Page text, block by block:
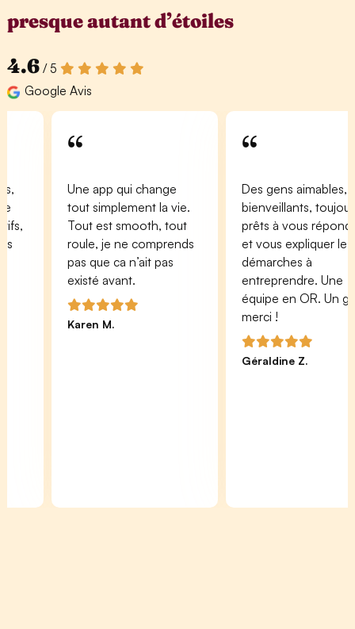
presque autant d’étoiles
4.6 / 5
Google Avis
“
Une app qui change
tout simplement la vie.
Tout est smooth, tout
roule, je ne comprends
pas que ca n’ait pas
existé avant.
Karen M.
“
Des gens aimables,
bienveillants, toujours
prêts à vous répondre
et vous expliquer les
démarches à
entreprendre. Une
équipe en OR. Un
merci !
Géraldine Z.